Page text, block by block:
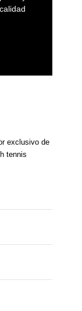
exclusivo de
tennis